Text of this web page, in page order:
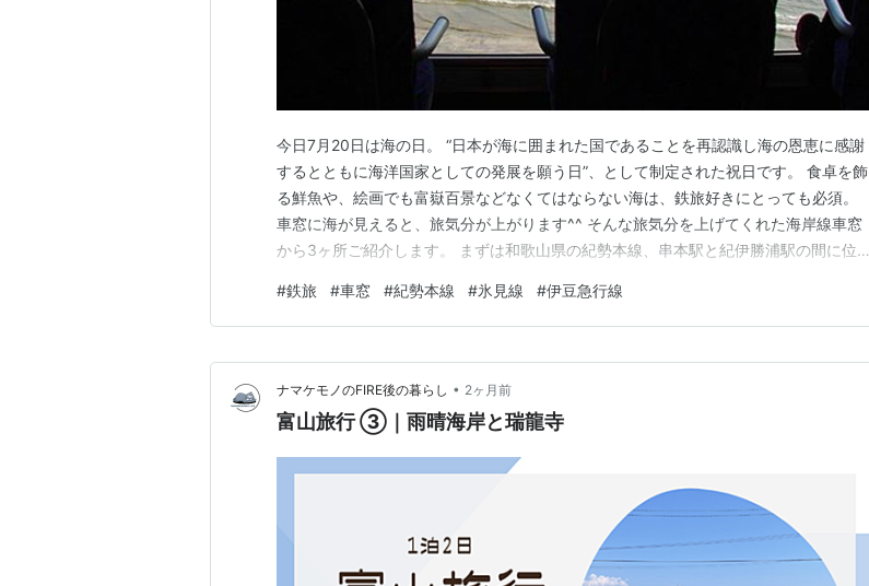
今日7月20日は海の日。 “日本が海に囲まれた国であることを再認識し海の恩恵に感謝
するとともに海洋国家としての発展を願う日”、として制定された祝日です。 食卓を飾
る鮮魚や、絵画でも富嶽百景などなくてはならない海は、鉄旅好きにとっても必須。
車窓に海が見えると、旅気分が上がります^^ そんな旅気分を上げてくれた海岸線車窓
から3ヶ所ご紹介します。 まずは和歌山県の紀勢本線、串本駅と紀伊勝浦駅の間に位置
海岸線を離れたり断崖をトンネルで超えたりして思ったより海が遠かったりするんで
す。 しかしこの付近は海沿い路線の本領発揮。 …
#鉄旅 #車窓 #紀勢本線 #氷見線 #伊豆急行線
ナマケモノのFIRE後の暮らし • 2ヶ月前
富山旅行 ③｜雨晴海岸と瑞龍寺